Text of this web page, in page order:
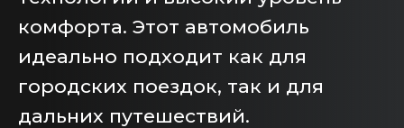
комфорта. Этот автомобиль
идеально подходит как для
городских поездок, так и для
дальних путешествий.